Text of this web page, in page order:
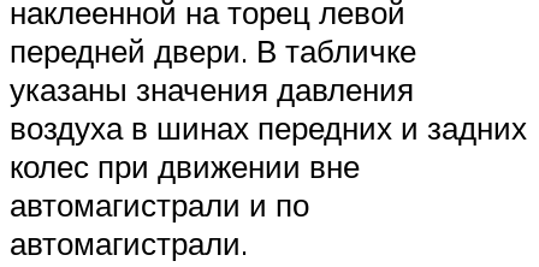
наклеенной на торец левой
передней двери. В табличке
указаны значения давления
воздуха в шинах передних и задних
колес при движении вне
автомагистрали и по
автомагистрали.